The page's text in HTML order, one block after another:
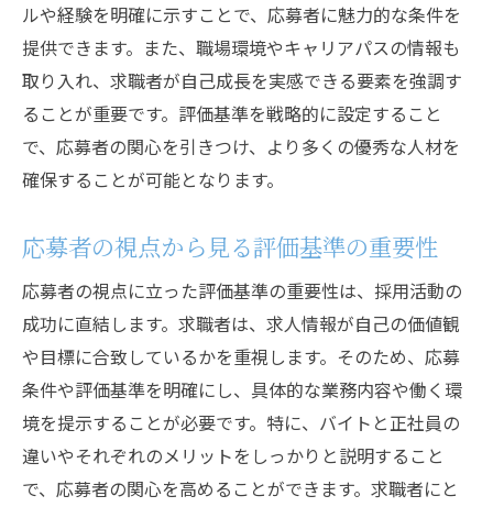
ルや経験を明確に示すことで、応募者に魅力的な条件を
提供できます。また、職場環境やキャリアパスの情報も
取り入れ、求職者が自己成長を実感できる要素を強調す
ることが重要です。評価基準を戦略的に設定すること
で、応募者の関心を引きつけ、より多くの優秀な人材を
確保することが可能となります。
応募者の視点から見る評価基準の重要性
応募者の視点に立った評価基準の重要性は、採用活動の
成功に直結します。求職者は、求人情報が自己の価値観
や目標に合致しているかを重視します。そのため、応募
条件や評価基準を明確にし、具体的な業務内容や働く環
境を提示することが必要です。特に、バイトと正社員の
違いやそれぞれのメリットをしっかりと説明すること
で、応募者の関心を高めることができます。求職者にと